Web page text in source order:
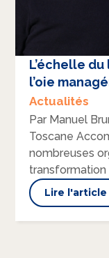
L’échelle
l’oie
Actualités
Par Manuel
Toscane
nombreuses
transformation
Lire l'article